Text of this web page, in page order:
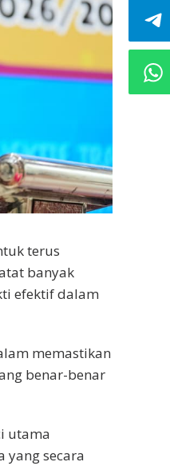
terus
banyak
efektif dalam
memastikan
benar-benar
utama
secara